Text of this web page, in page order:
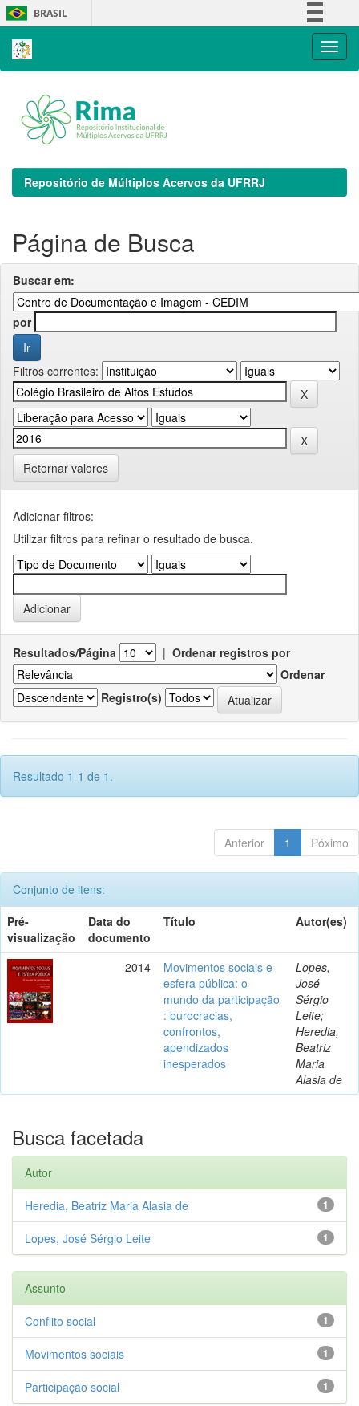
Skip
navigation
BRASIL
Repositório de Múltiplos Acervos da UFRRJ
Página de Busca
Buscar em:
por
Filtros correntes:
Retornar valores
Adicionar filtros:
Utilizar filtros para refinar o resultado de busca.
Resultados/Página | Ordenar registros por
Ordenar
Registro(s)
Resultado 1-1 de 1.
Anterior 1 Póximo
Conjunto de itens:
Pré-
visualização
Data do
documento
Título Autor(es)
2014
Movimentos sociais e
esfera pública: o
mundo da participação
: burocracias,
confrontos,
apendizados
inesperados
Lopes,
José
Sérgio
Leite;
Heredia,
Beatriz
Maria
Alasia de
Busca facetada
Autor
1
Heredia, Beatriz Maria Alasia de
1
Lopes, José Sérgio Leite
Assunto
1
Conflito social
1
Movimentos sociais
1
Participação social